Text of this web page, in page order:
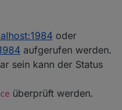
oder
aufgerufen werden.
sein kann der Status
überprüft werden.